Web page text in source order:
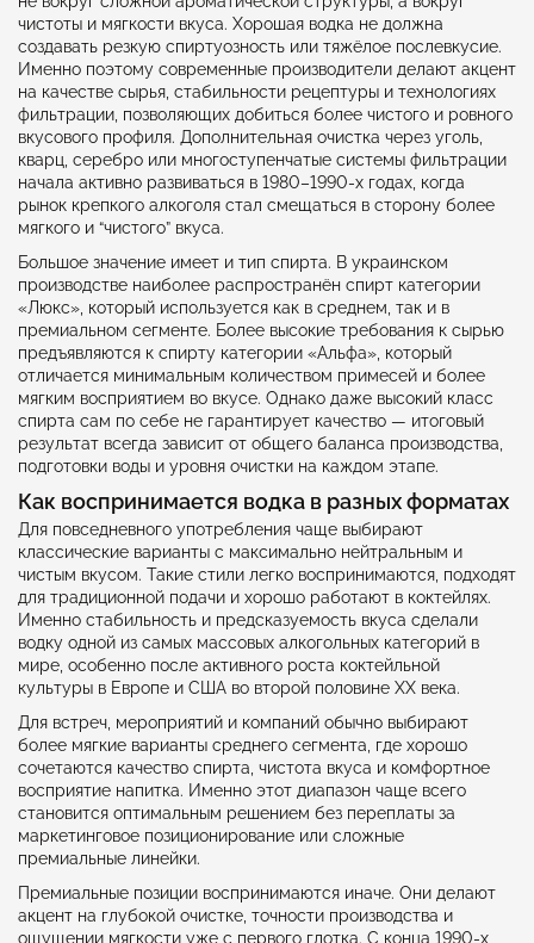
чистоты и мягкости вкуса. Хорошая водка не должна
создавать резкую спиртуозность или тяжёлое послевкусие.
Именно поэтому современные производители делают акцент
на качестве сырья, стабильности рецептуры и технологиях
фильтрации, позволяющих добиться более чистого и ровного
вкусового профиля. Дополнительная очистка через уголь,
кварц, серебро или многоступенчатые системы фильтрации
начала активно развиваться в 1980–1990-х годах, когда
рынок крепкого алкоголя стал смещаться в сторону более
мягкого и “чистого” вкуса.
Большое значение имеет и тип спирта. В украинском
производстве наиболее распространён спирт категории
«Люкс», который используется как в среднем, так и в
премиальном сегменте. Более высокие требования к сырью
предъявляются к спирту категории «Альфа», который
отличается минимальным количеством примесей и более
мягким восприятием во вкусе. Однако даже высокий класс
спирта сам по себе не гарантирует качество — итоговый
результат всегда зависит от общего баланса производства,
подготовки воды и уровня очистки на каждом этапе.
Как воспринимается водка в разных форматах
Для повседневного употребления чаще выбирают
классические варианты с максимально нейтральным и
чистым вкусом. Такие стили легко воспринимаются, подходят
для традиционной подачи и хорошо работают в коктейлях.
Именно стабильность и предсказуемость вкуса сделали
водку одной из самых массовых алкогольных категорий в
мире, особенно после активного роста коктейльной
культуры в Европе и США во второй половине XX века.
Для встреч, мероприятий и компаний обычно выбирают
более мягкие варианты среднего сегмента, где хорошо
сочетаются качество спирта, чистота вкуса и комфортное
восприятие напитка. Именно этот диапазон чаще всего
становится оптимальным решением без переплаты за
маркетинговое позиционирование или сложные
премиальные линейки.
Премиальные позиции воспринимаются иначе. Они делают
акцент на глубокой очистке, точности производства и
ощущении мягкости уже с первого глотка. С конца 1990-х